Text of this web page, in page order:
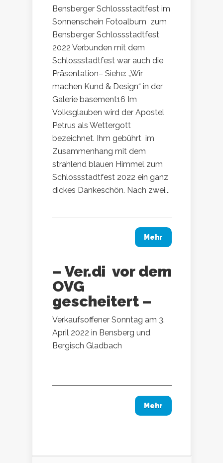
Bensberger Schlossstadtfest im
Sonnenschein Fotoalbum zum
Bensberger Schlossstadtfest
2022 Verbunden mit dem
Schlossstadtfest war auch die
Präsentation– Siehe: „Wir
machen Kund & Design“ in der
Galerie basement16 Im
Volksglauben wird der Apostel
Petrus als Wettergott
bezeichnet. Ihm gebührt im
Zusammenhang mit dem
strahlend blauen Himmel zum
Schlossstadtfest 2022 ein ganz
dickes Dankeschön. Nach zwei...
Mehr
– Ver.di vor dem
OVG
gescheitert –
Verkaufsoffener Sonntag am 3.
April 2022 in Bensberg und
Bergisch Gladbach
Mehr